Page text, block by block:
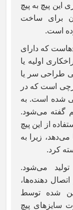
این پیچ به پیچ
برای ساخت
است.
که دارای
اولیه یا
طراحی سر یا
است که در
شده است. به
گفته می‌شود.
از این پیچ
زیرا به
کرد.
می‌شود.
اتصال دهنده‌ها،
شده توسط
سایزهای پیچ